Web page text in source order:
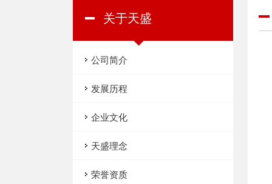
关于天盛
公司简介
发展历程
企业文化
天盛理念
荣誉资质